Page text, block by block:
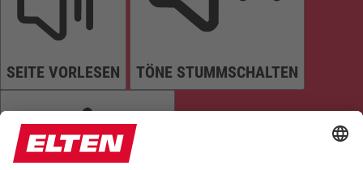
SEITE VORLESEN TÖNE STUMMSCHALTEN